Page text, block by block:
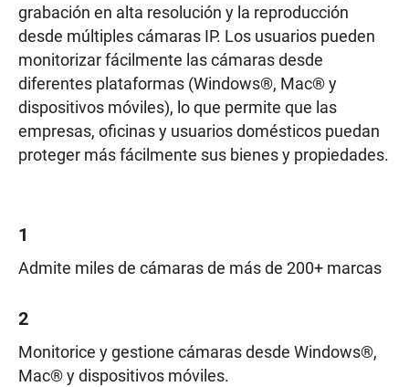
grabación en alta resolución y la reproducción
desde múltiples cámaras IP. Los usuarios pueden
monitorizar fácilmente las cámaras desde
diferentes plataformas (Windows®, Mac® y
dispositivos móviles), lo que permite que las
empresas, oficinas y usuarios domésticos puedan
proteger más fácilmente sus bienes y propiedades.
1
Admite miles de cámaras de más de 200+ marcas
2
Monitorice y gestione cámaras desde Windows®,
Mac® y dispositivos móviles.